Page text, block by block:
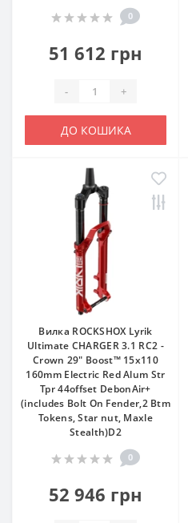
0
51 612 грн
- +
ДО КОШИКА
Вилка ROCKSHOX Lyrik
Ultimate CHARGER 3.1 RC2 -
Crown 29" Boost™ 15x110
160mm Electric Red Alum Str
Tpr 44offset DebonAir+
(includes Bolt On Fender,2 Btm
Tokens, Star nut, Maxle
Stealth)D2
0
52 946 грн